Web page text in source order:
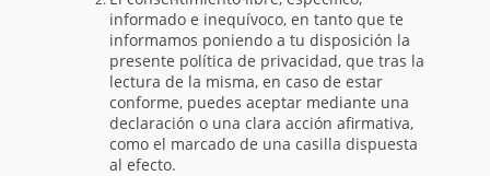
informado e inequívoco, en tanto que te
informamos poniendo a tu disposición la
presente política de privacidad, que tras la
lectura de la misma, en caso de estar
conforme, puedes aceptar mediante una
declaración o una clara acción afirmativa,
como el marcado de una casilla dispuesta
al efecto.